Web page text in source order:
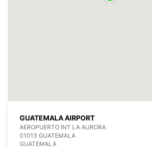
GUATEMALA AIRPORT
AEROPUERTO INT LA AURORA
01013 GUATEMALA
GUATEMALA